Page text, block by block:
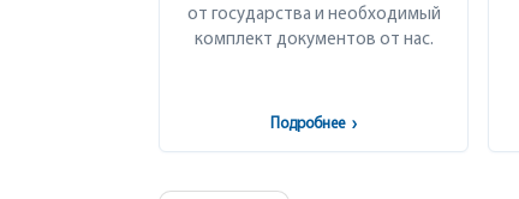
от государства и необходимый
комплект документов от нас.
Подробнее ›